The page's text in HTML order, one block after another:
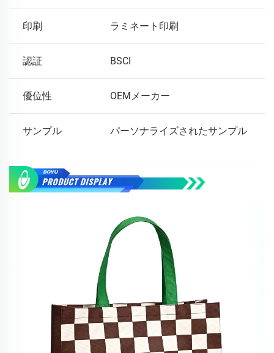
印刷 ラミネート印刷
認証 BSCI
優位性 OEMメーカー
サンプル パーソナライズされたサンプル